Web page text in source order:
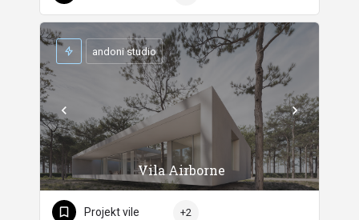
Vila Airborne
andoni studio
Projekt vile +2